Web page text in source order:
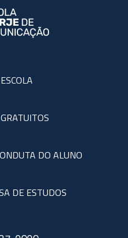
DO ALUNO
DE ESTUDOS